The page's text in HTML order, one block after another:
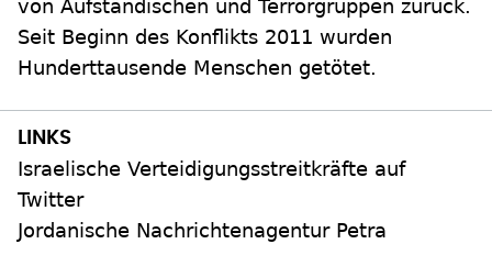
von Aufständischen und Terrorgruppen zurück.
Seit Beginn des Konflikts 2011 wurden
Hunderttausende Menschen getötet.
Israelische Verteidigungsstreitkräfte auf
Twitter
Jordanische Nachrichtenagentur Petra